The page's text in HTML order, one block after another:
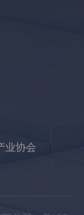
业协会